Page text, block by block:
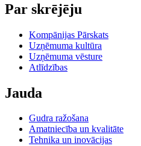
Par skrējēju
Kompānijas Pārskats
Uzņēmuma kultūra
Uzņēmuma vēsture
Atlīdzības
Jauda
Gudra ražošana
Amatniecība un kvalitāte
Tehnika un inovācijas